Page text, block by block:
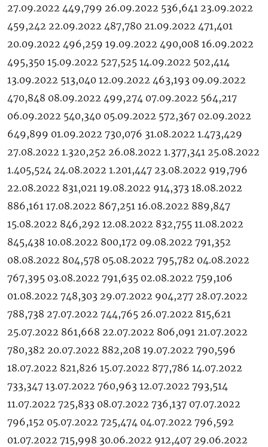
27.09.2022 449,799 26.09.2022 536,641 23.09.2022
459,242 22.09.2022 487,780 21.09.2022 471,401
20.09.2022 496,259 19.09.2022 490,008 16.09.2022
495,350 15.09.2022 527,525 14.09.2022 502,414
13.09.2022 513,040 12.09.2022 463,193 09.09.2022
470,848 08.09.2022 499,274 07.09.2022 564,217
06.09.2022 540,340 05.09.2022 572,367 02.09.2022
649,899 01.09.2022 730,076 31.08.2022 1.473,429
27.08.2022 1.320,252 26.08.2022 1.377,341 25.08.2022
1.405,524 24.08.2022 1.201,447 23.08.2022 919,796
22.08.2022 831,021 19.08.2022 914,373 18.08.2022
886,161 17.08.2022 867,251 16.08.2022 889,847
15.08.2022 846,292 12.08.2022 832,755 11.08.2022
845,438 10.08.2022 800,172 09.08.2022 791,352
08.08.2022 804,578 05.08.2022 795,782 04.08.2022
767,395 03.08.2022 791,635 02.08.2022 759,106
01.08.2022 748,303 29.07.2022 904,277 28.07.2022
788,738 27.07.2022 744,765 26.07.2022 815,621
25.07.2022 861,668 22.07.2022 806,091 21.07.2022
780,382 20.07.2022 882,208 19.07.2022 790,596
18.07.2022 821,826 15.07.2022 877,786 14.07.2022
733,347 13.07.2022 760,963 12.07.2022 793,514
11.07.2022 725,833 08.07.2022 736,137 07.07.2022
796,152 05.07.2022 725,474 04.07.2022 796,592
01.07.2022 715,998 30.06.2022 912,407 29.06.2022